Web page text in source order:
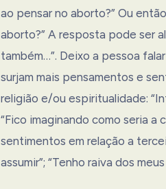
ao pensar no aborto?” Ou
aborto?” A resposta pode ser
também…”. Deixo a pessoa
surjam mais pensamentos e
religião e/ou espiritualidade:
“Fico imaginando como seria a
sentimentos em relação a
assumir”; “Tenho raiva dos